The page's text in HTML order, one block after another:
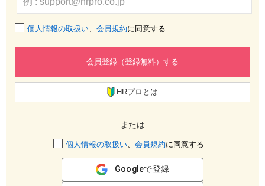
個人情報の取扱い 会員規約に同意する
会員登録（登録無料）する
HRプロとは
または
個人情報の取扱い 会員規約に同意する
Googleで登録